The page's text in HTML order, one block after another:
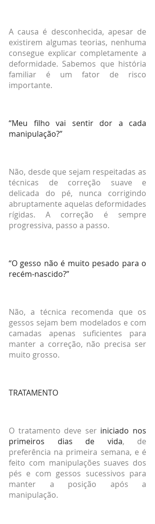
A causa é desconhecida, apesar de
existirem algumas teorias, nenhuma
consegue explicar completamente a
deformidade. Sabemos que história
familiar é um fator de risco
importante.
“Meu filho vai sentir dor a cada
manipulação?”
Não, desde que sejam respeitadas as
técnicas de correção suave e
delicada do pé, nunca corrigindo
abruptamente aquelas deformidades
rígidas. A correção é sempre
progressiva, passo a passo.
“O gesso não é muito pesado para o
recém-nascido?”
Não, a técnica recomenda que os
gessos sejam bem modelados e com
camadas apenas suficientes para
manter a correção, não precisa ser
muito grosso.
TRATAMENTO
O tratamento deve ser iniciado nos
primeiros dias de vida, de
preferência na primeira semana, e é
feito com manipulações suaves dos
pés e com gessos sucessivos para
manter a posição após a
manipulação.